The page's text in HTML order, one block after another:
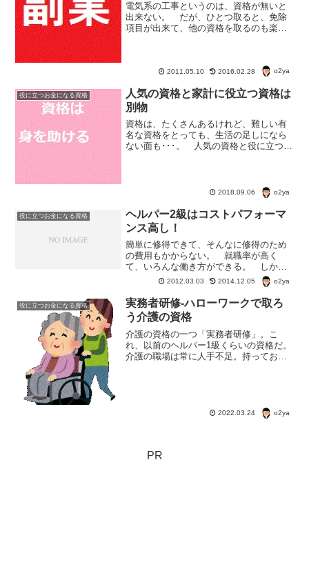
電気系の工事というのは、資格が無いと
出来ない。 だが、ひとつ取ると、免除
項目が出来て、他の資格を取るのも楽。
資格だが、試験の受験資...
2011.05.10 2016.02.28 o2ya
役に立つお金になる資格
人気の資格と家計に役立つ資格は
別物
資格は、たくさんあるけれど、難しい有
名な資格をとっても、生活の足しになら
ない面も･･･。 人気の資格と役に立つ資
客が付かないとくって...2018.09.06 o2ya
役に立つお金になる資格
ヘルパー2級はコストパフォーマ
ンス高し！
簡単に修得できて、そんなに修得のため
の費用もかからない。 就職率が高く
て、いろんな働き方ができる。 しかも
学歴も問わない。 と言うのがヘルパー2
級。 巷では、給料が安い・仕事がきつ
いと言うのであまり人気は無い。 が、
この資格、月1回のアルバ...
2012.03.03 2014.12.05 o2ya
役に立つお金になる資格
実務者研修-ハローワークで取ろ
う介護の資格
介護の資格の一つ「実務者研修」。こ
れ、以前のヘルパー1級くらいの資格だ。
介護の職場は常に人手不足。持っておい
2022.03.24 o2ya
PR